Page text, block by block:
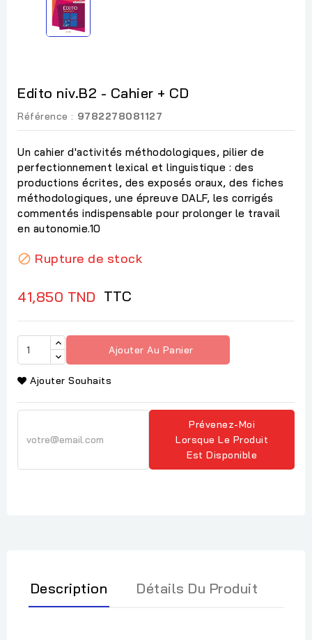
Edito niv.B2 - Cahier + CD
Référence : 9782278081127
Un cahier d'activités méthodologiques, pilier de
perfectionnement lexical et linguistique : des
productions écrites, des exposés oraux, des fiches
méthodologiques, une épreuve DALF, les corrigés
commentés indispensable pour prolonger le travail
en autonomie.10
 Rupture de stock
41,850 TND TTC
Ajouter Au Panier
Ajouter Souhaits
Prévenez-Moi
Lorsque Le Produit
Est Disponible
Description Détails Du Produit